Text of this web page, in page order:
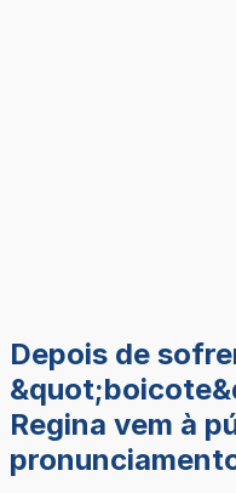
Depois de
Regina vem à